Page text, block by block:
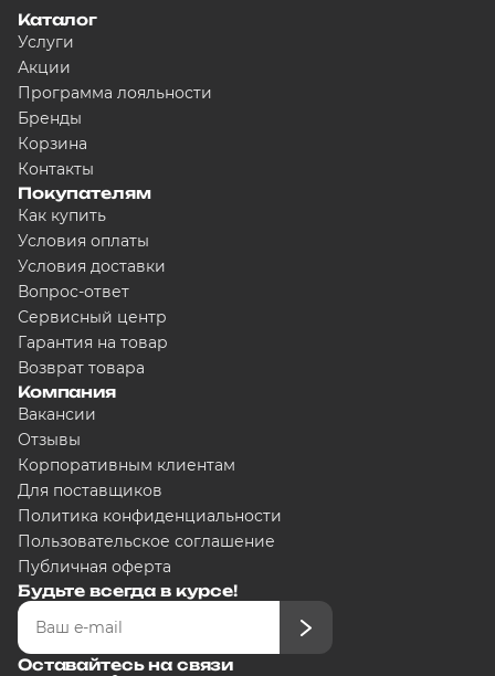
Каталог
Услуги
Акции
Программа лояльности
Бренды
Корзина
Контакты
Покупателям
Как купить
Условия оплаты
Условия доставки
Вопрос-ответ
Сервисный центр
Гарантия на товар
Возврат товара
Компания
Вакансии
Отзывы
Корпоративным клиентам
Для поставщиков
Политика конфиденциальности
Пользовательское соглашение
Публичная оферта
Будьте всегда в курсе!
Оставайтесь на связи